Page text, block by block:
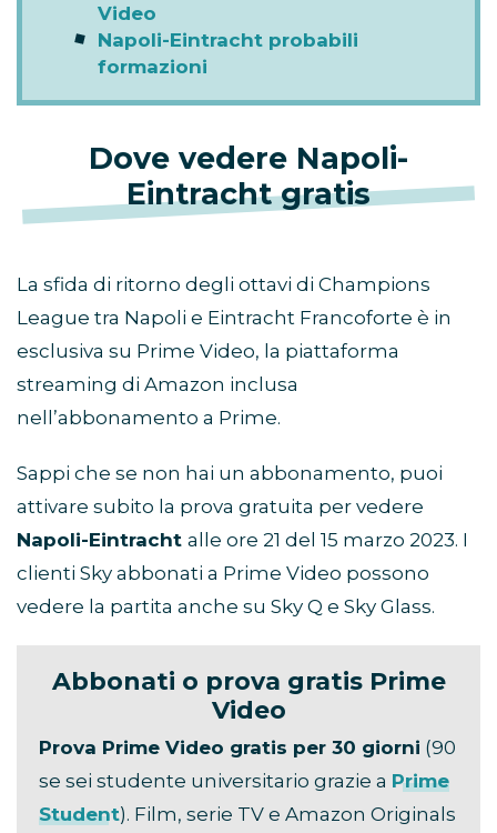
Video
Napoli-Eintracht probabili
formazioni
Dove vedere Napoli-
Eintrachtgratis
La sfida di ritorno degli ottavi di Champions
League tra Napoli e Eintracht Francoforte è in
esclusiva su Prime Video, la piattaforma
streaming di Amazon inclusa
nell’abbonamento a Prime.
Sappi che se non hai un abbonamento, puoi
attivare subito la prova gratuita per vedere
Napoli-Eintracht alle ore 21 del 15 marzo 2023. I
clienti Sky abbonati a Prime Video possono
vedere la partita anche su Sky Q e Sky Glass.
Abbonati o prova gratis Prime
Video
Prova Prime Video gratis per 30 giorni (90
se sei studente universitario grazie a Prime
Student). Film, serie TV e Amazon Originals